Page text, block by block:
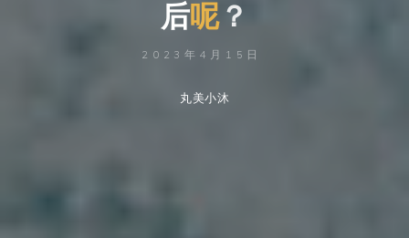
后呢？
2023年4月15日
丸美小沐